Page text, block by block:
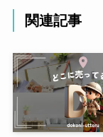
関連記事